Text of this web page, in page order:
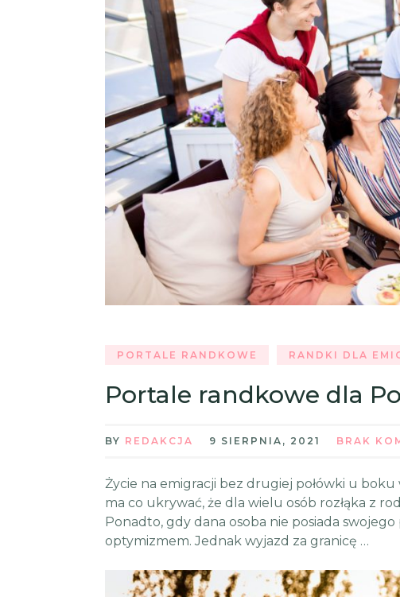
PORTALE RANDKOWE RANDKI DLA
Portale randkowe dla
BY REDAKCJA 9 SIERPNIA, 2021 BRAK
Życie na emigracji bez drugiej połówki u
ma co ukrywać, że dla wielu osób rozłąka z
Ponadto, gdy dana osoba nie posiada
optymizmem. Jednak wyjazd za granicę …